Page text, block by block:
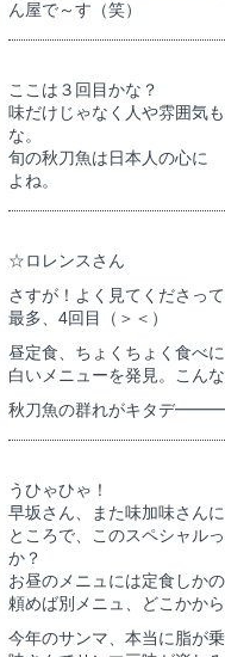
ん屋で～す（笑）
ここは３回目かな？
味だけじゃなく人や雰囲気
な。
旬の秋刀魚は日本人の
よね。
☆ロレンスさん
さすが！よく見てくださっ
最多、4回目（＞＜）
昼定食、ちょくちょく食べ
白いメニューを発見。こん
秋刀魚の群れがキタデ
うひゃひゃ！
早坂さん、また味加味さん
ところで、このスペシャル
か？
お昼のメニュには定食しか
頼めば別メニュ、どこかか
今年のサンマ、本当に脂が